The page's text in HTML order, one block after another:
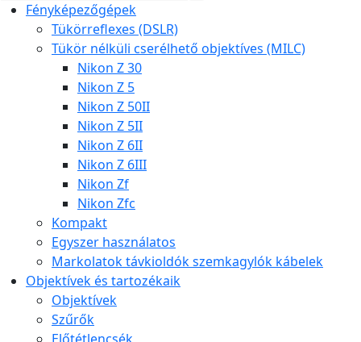
Fényképezőgépek
Tükörreflexes (DSLR)
Tükör nélküli cserélhető objektíves (MILC)
Nikon Z 30
Nikon Z 5
Nikon Z 50II
Nikon Z 5II
Nikon Z 6II
Nikon Z 6III
Nikon Zf
Nikon Zfc
Kompakt
Egyszer használatos
Markolatok távkioldók szemkagylók kábelek
Objektívek és tartozékaik
Objektívek
Szűrők